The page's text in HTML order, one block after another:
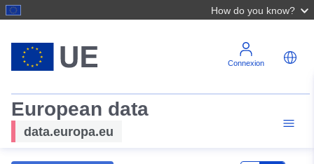
How do you know?
Connexion
European data
data.europa.eu